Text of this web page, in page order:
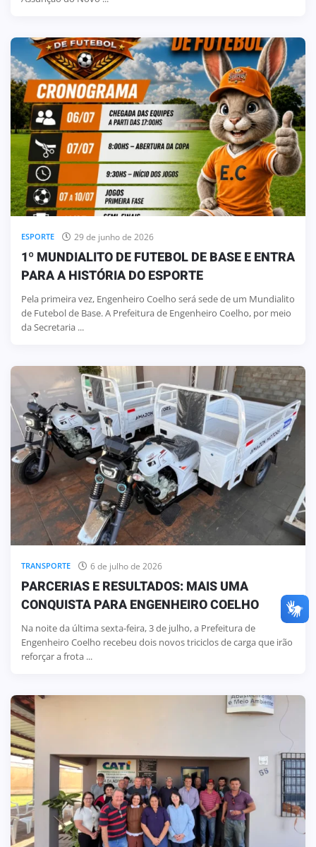
ESPORTE 29 de junho de 2026
1º MUNDIALITO DE FUTEBOL DE BASE E ENTRA
PARA A HISTÓRIA DO ESPORTE
Pela primeira vez, Engenheiro Coelho será sede de um Mundialito
de Futebol de Base. A Prefeitura de Engenheiro Coelho, por meio
da Secretaria ...
TRANSPORTE 6 de julho de 2026
PARCERIAS E RESULTADOS: MAIS UMA
CONQUISTA PARA ENGENHEIRO COELHO
Na noite da última sexta-feira, 3 de julho, a Prefeitura de
Engenheiro Coelho recebeu dois novos triciclos de carga que irão
reforçar a frota ...